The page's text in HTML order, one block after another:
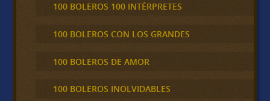
100 BOLEROS 100 INTÉRPRETES
100 BOLEROS CON LOS GRANDES
100 BOLEROS DE AMOR
100 BOLEROS INOLVIDABLES